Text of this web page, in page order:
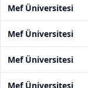
Mef Üniversitesi
Mef Üniversitesi
Mef Üniversitesi
Mef Üniversitesi